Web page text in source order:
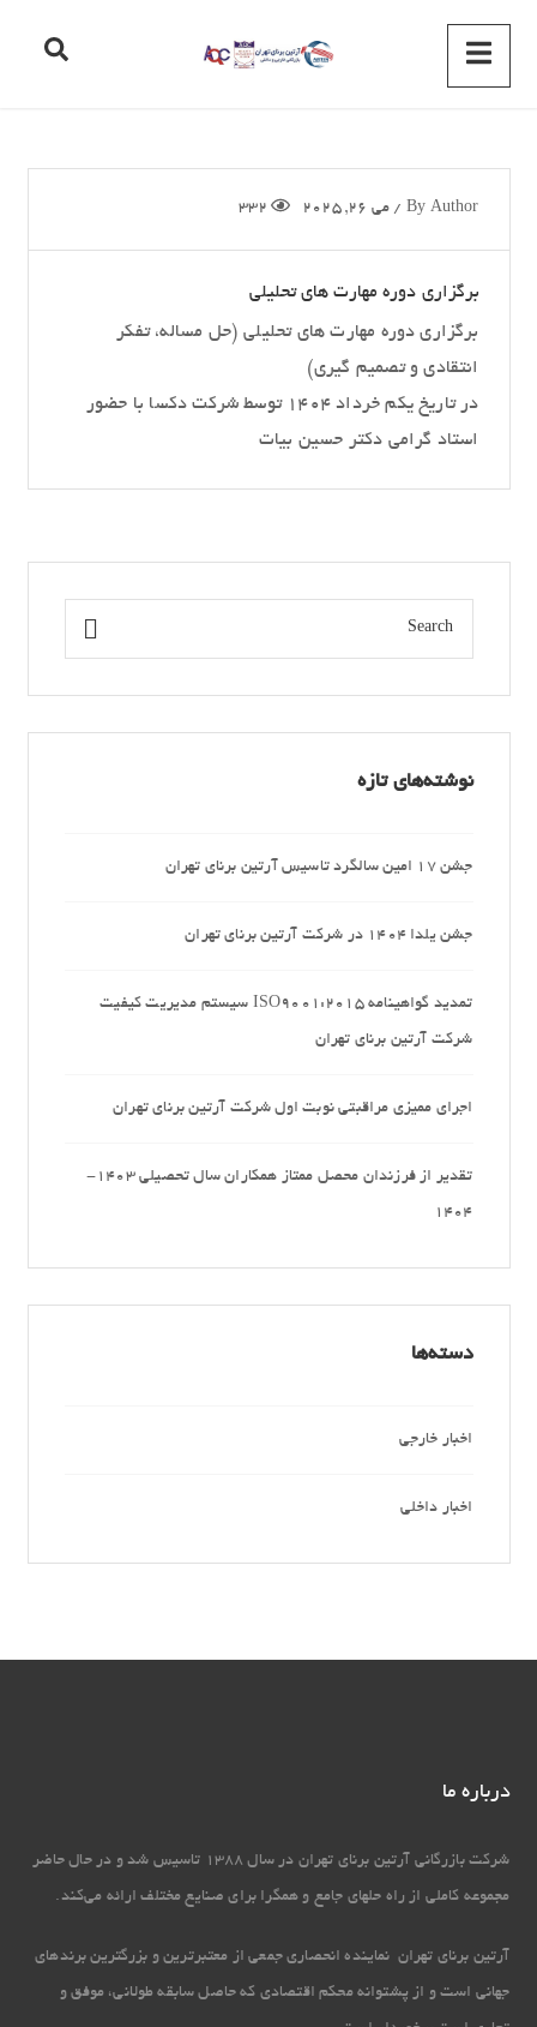
By Author
/ می 26, 2025 332
برگزاری دوره مهارت های تحلیلی
برگزاری دوره مهارت های تحلیلی (حل مساله، تفکر
انتقادی و تصمیم گیری)
در تاریخ یکم خرداد ۱۴۰۴ توسط شرکت دکسا با حضور
استاد گرامی دکتر حسین بیات
نوشته‌های تازه
جشن 17 امین سالگرد تاسیس آرتین برنای تهران
جشن یلدا 1404 در شرکت آرتین برنای تهران
تمدید گواهینامه ISO9001:2015 سیستم مدیریت کیفیت
شرکت آرتین برنای تهران
اجرای ممیزی مراقبتی نوبت اول شرکت آرتین برنای تهران
تقدیر از فرزندان محصل ممتاز همکاران سال تحصیلی 1403-
1404
دسته‌ها
اخبار خارجی
اخبار داخلی
درباره ما
شرکت بازرگانی آرتین برنای تهران در سال 1388 تاسیس شد و در حال حاضر
مجموعه کاملی از راه حل‏های جامع و همگرا برای صنایع مختلف ارائه می‏‌کند.
آرتین برنای تهران نماینده انحصاری جمعی از معتبرترین و بزرگترین برندهای
جهانی است و از پشتوانه محکم اقتصادی که حاصل سابقه طولانی، موفق و